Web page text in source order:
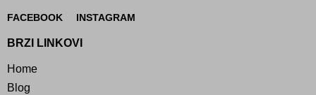
FACEBOOK INSTAGRAM
BRZI LINKOVI
Home
Blog